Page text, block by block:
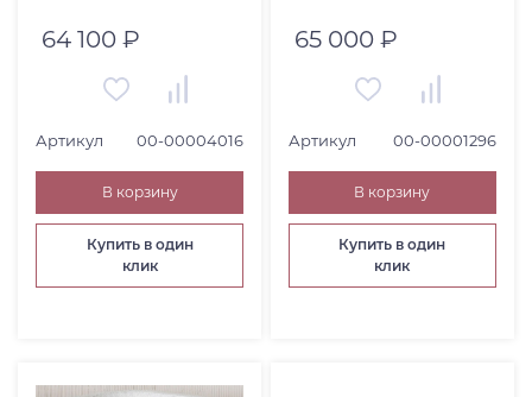
64 100 ₽
Артикул 00-00004016
В корзину
Купить в один
клик
65 000 ₽
Артикул 00-00001296
В корзину
Купить в один
клик